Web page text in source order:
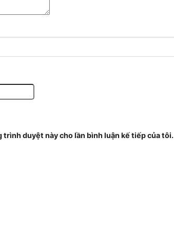
duyệt này cho lần bình luận kế tiếp của tôi.